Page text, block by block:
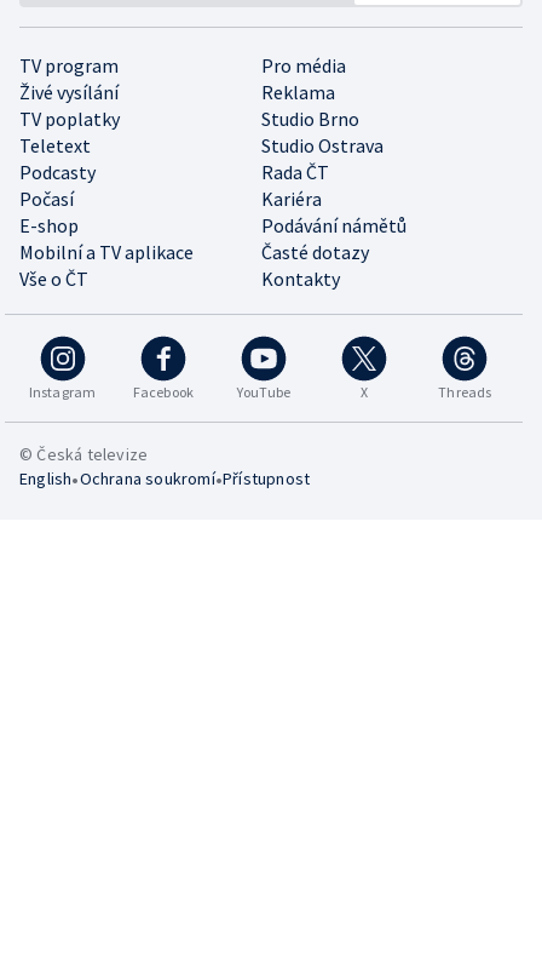
TV program
Pro média
Živé vysílání
Reklama
TV poplatky
Studio Brno
Teletext
Studio Ostrava
Podcasty
Rada ČT
Počasí
Kariéra
E-shop
Podávání námětů
Mobilní a TV aplikace
Časté dotazy
Vše o ČT
Kontakty
Instagram Facebook YouTube X Threads
© Česká televize
English•Ochrana soukromí•Přístupnost